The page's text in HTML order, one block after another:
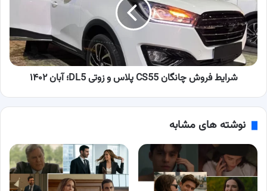
پلاس
و
زوتی
DL5؛
آبان
شرایط فروش چانگان CS55 پلاس و زوتی DL5؛ آبان ۱۴۰۲
نوشته های مشابه